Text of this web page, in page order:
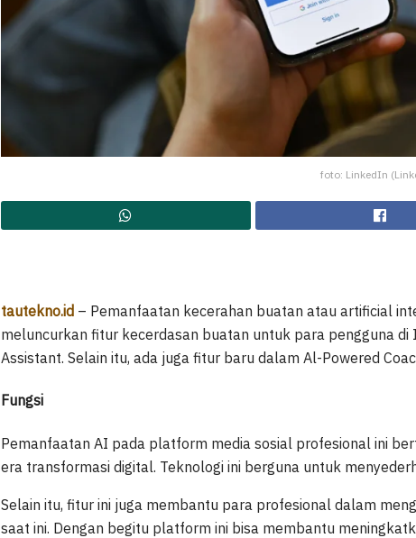
foto: LinkedIn
tautekno.id – Pemanfaatan kecerahan buatan atau artificial
meluncurkan fitur kecerdasan buatan untuk para pengguna di
Assistant. Selain itu, ada juga fitur baru dalam Al-Powered
Fungsi
Pemanfaatan AI pada platform media sosial profesional ini
era transformasi digital. Teknologi ini berguna untuk
Selain itu, fitur ini juga membantu para profesional dalam
saat ini. Dengan begitu platform ini bisa membantu